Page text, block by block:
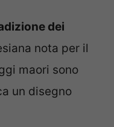
dei
nota per il
maori sono
un disegno